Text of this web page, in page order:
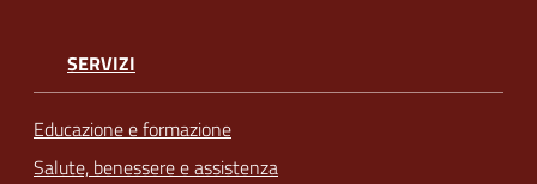
SERVIZI
Educazione e formazione
Salute, benessere e assistenza